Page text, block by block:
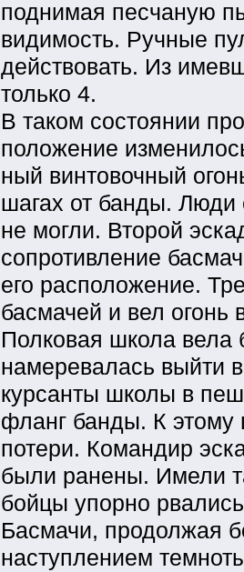
поднимая песчаную
видимость. Ручные
действовать. Из
только 4.
В таком состоянии
положение
ный винтовочный
шагах от банды. Люди
не могли. Второй
сопротивление
его расположение.
басмачей и вел огонь
Полковая школа вела
намеревалась выйти
курсанты школы в
фланг банды. К этому
потери. Командир
были ранены. Имели
бойцы упорно
Басмачи, продолжая
наступлением